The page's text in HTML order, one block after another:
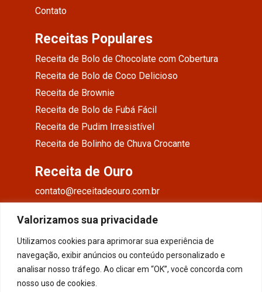
Valorizamos sua privacidade
Utilizamos cookies para aprimorar sua experiência de
navegação, exibir anúncios ou conteúdo personalizado e
analisar nosso tráfego. Ao clicar em “OK”, você concorda com
nosso uso de cookies.
Contato
Receitas Populares
Receita de Bolo de Chocolate com Cobertura
Receita de Bolo de Coco Delicioso
Receita de Brownie
Receita de Bolo de Fubá Fácil
Receita de Pudim Irresistível
Receita de Bolinho de Chuva Crocante
Receita de Ouro
contato@receitadeouro.com.br
Facebook
Instagram
Pinterest